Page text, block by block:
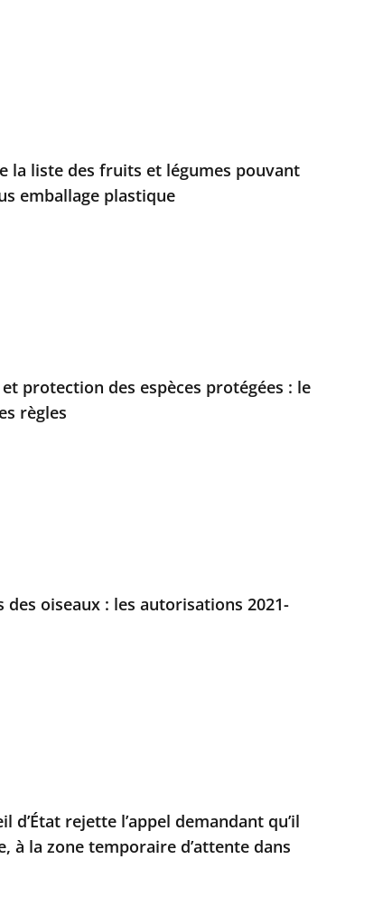
la liste des fruits et légumes pouvant
emballage plastique
protection des espèces protégées : le
règles
des oiseaux : les autorisations 2021-
d’État rejette l’appel demandant qu’il
à la zone temporaire d’attente dans